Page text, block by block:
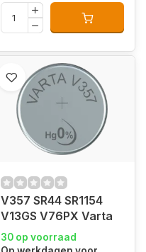
V357 SR44 SR1154
V13GS V76PX Varta
30 op voorraad